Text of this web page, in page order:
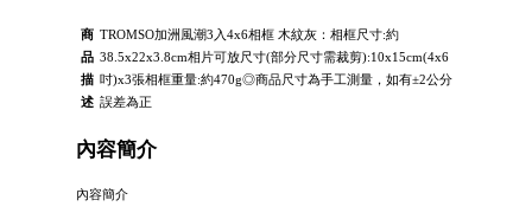
商
品
描
述
TROMSO加洲風潮3入4x6相框 木紋灰：相框尺寸:約
38.5x22x3.8cm相片可放尺寸(部分尺寸需裁剪):10x15cm(4x6
吋)x3張相框重量:約470g◎商品尺寸為手工測量，如有±2公分
誤差為正
內容簡介
內容簡介